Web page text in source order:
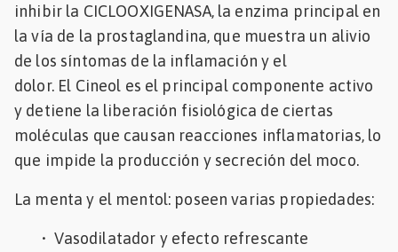
inhibir la CICLOOXIGENASA, la enzima principal en
la vía de la prostaglandina, que muestra un alivio
de los síntomas de la inflamación y el
dolor. El Cineol es el principal componente activo
y detiene la liberación fisiológica de ciertas
moléculas que causan reacciones inflamatorias, lo
que impide la producción y secreción del moco.
La menta y el mentol: poseen varias propiedades:
• Vasodilatador y efecto refrescante